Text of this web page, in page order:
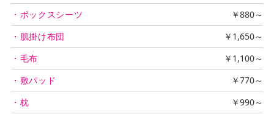
・ボックスシーツ
￥880～
・肌掛け布団
￥1,650～
・毛布
￥1,100～
・敷パッド
￥770～
・枕
￥990～